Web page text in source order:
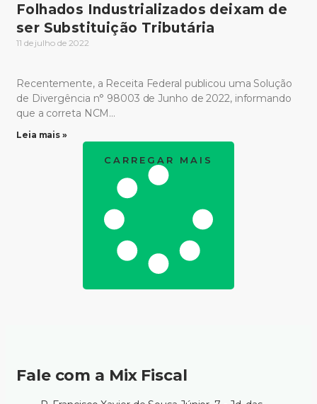
Folhados Industrializados deixam de
ser Substituição Tributária
11 de julho de 2022
Recentemente, a Receita Federal publicou uma Solução
de Divergência n° 98003 de Junho de 2022, informando
que a correta NCM…
Leia mais »
CARREGAR MAIS
Fale com a Mix Fiscal